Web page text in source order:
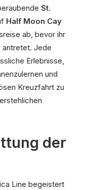
St.
Half Moon Cay
ab, bevor ihr
antretet. Jede
Erlebnisse,
und
Kreuzfahrt zu
der
Line begeistert